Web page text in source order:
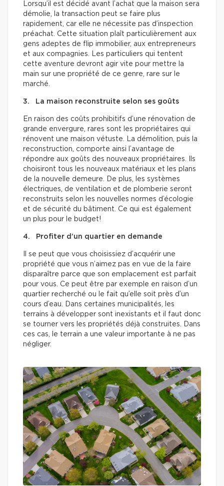
Lorsqu’il est décidé avant l’achat que la maison sera
démolie, la transaction peut se faire plus
rapidement, car elle ne nécessite pas d’inspection
préachat. Cette situation plaît particulièrement aux
gens adeptes de flip immobilier, aux entrepreneurs
et aux compagnies. Les particuliers qui tentent
cette aventure devront agir vite pour mettre la
main sur une propriété de ce genre, rare sur le
marché.
3. La maison reconstruite selon ses goûts
En raison des coûts prohibitifs d’une rénovation de
grande envergure, rares sont les propriétaires qui
rénovent une maison vétuste. La démolition, puis la
reconstruction, comporte ainsi l’avantage de
répondre aux goûts des nouveaux propriétaires. Ils
choisiront tous les nouveaux matériaux et les plans
de la nouvelle demeure. De plus, les systèmes
électriques, de ventilation et de plomberie seront
reconstruits selon les nouvelles normes d’écologie
et de sécurité du bâtiment. Ce qui est également
un plus pour le budget!
4. Profiter d’un quartier en demande
Il se peut que vous choisissiez d’acquérir une
propriété que vous n’aimez pas en vue de la faire
disparaître parce que son emplacement est parfait
pour vous. Ce peut être par exemple en raison d’un
quartier recherché ou le fait qu’elle soit près d’un
cours d’eau. Dans certaines municipalités, les
terrains à développer sont inexistants et il faut donc
se tourner vers les propriétés déjà construites. Dans
ces cas, le terrain a une valeur importante à ne pas
négliger.